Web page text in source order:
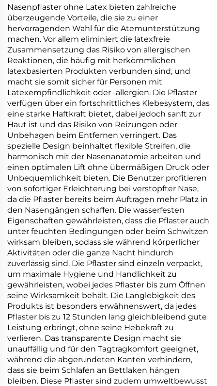
Nasenstreifen
Gesundheitsprodukt
Nasenpflaster ohne Latex bieten zahlreiche
überzeugende Vorteile, die sie zu einer
hervorragenden Wahl für die Atemunterstützung
machen. Vor allem eliminiert die latexfreie
Zusammensetzung das Risiko von allergischen
Reaktionen, die häufig mit herkömmlichen
latexbasierten Produkten verbunden sind, und
macht sie somit sicher für Personen mit
Latexempfindlichkeit oder -allergien. Die Pflaster
verfügen über ein fortschrittliches Klebesystem, das
eine starke Haftkraft bietet, dabei jedoch sanft zur
Haut ist und das Risiko von Reizungen oder
Unbehagen beim Entfernen verringert. Das
spezielle Design beinhaltet flexible Streifen, die
harmonisch mit der Nasenanatomie arbeiten und
einen optimalen Lift ohne übermäßigen Druck oder
Unbequemlichkeit bieten. Die Benutzer profitieren
von sofortiger Erleichterung bei verstopfter Nase,
da die Pflaster bereits beim Auftragen mehr Platz in
den Nasengängen schaffen. Die wasserfesten
Eigenschaften gewährleisten, dass die Pflaster auch
unter feuchten Bedingungen oder beim Schwitzen
wirksam bleiben, sodass sie während körperlicher
Aktivitäten oder die ganze Nacht hindurch
zuverlässig sind. Die Pflaster sind einzeln verpackt,
um maximale Hygiene und Handlichkeit zu
gewährleisten, wobei jedes Pflaster bis zum Öffnen
seine Wirksamkeit behält. Die Langlebigkeit des
Produkts ist besonders erwähnenswert, da jedes
Pflaster bis zu 12 Stunden lang gleichbleibend gute
Leistung erbringt, ohne seine Hebekraft zu
verlieren. Das transparente Design macht sie
unauffällig und für den Tagtragkomfort geeignet,
während die abgerundeten Kanten verhindern,
dass sie beim Schlafen an Bettlaken hängen
bleiben. Diese Pflaster sind zudem umweltbewusst